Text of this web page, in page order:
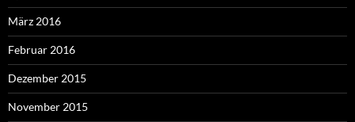
März 2016
Februar 2016
Dezember 2015
November 2015